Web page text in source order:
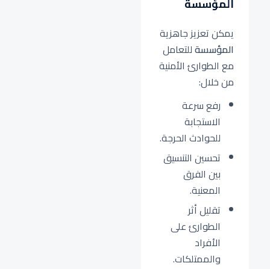
يمكن تعزيز جاهزية
المؤسسةللتعامل
مع الطوارئ الأمنية
من خلال:
رفع سرعة
الاستجابة
للحوادث الحرجة.
تحسين التنسيق
بين الفرق
المعنية.
تقليل أثر
الطوارئ على
الأفراد
والممتلكات.